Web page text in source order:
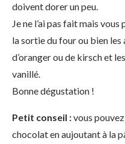
doivent dorer un peu.
Je ne l’ai pas fait mais
la sortie du four ou bien
d’oranger ou de kirsch et
vanillé.
Bonne dégustation !
Petit conseil :vous
chocolat en aujoutant à la